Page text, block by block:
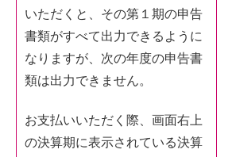
いただくと、その第１期の申告
書類がすべて出力できるように
なりますが、次の年度の申告書
類は出力できません。
お支払いいただく際、画面右上
の決算期に表示されている決算